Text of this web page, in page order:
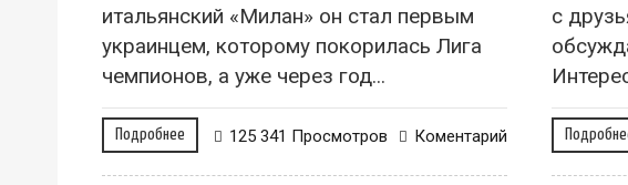
итальянский «Милан» он стал первым
украинцем, которому покорилась Лига
чемпионов, а уже через год...
Подробнее Коментарий
125 341 Просмотров
с